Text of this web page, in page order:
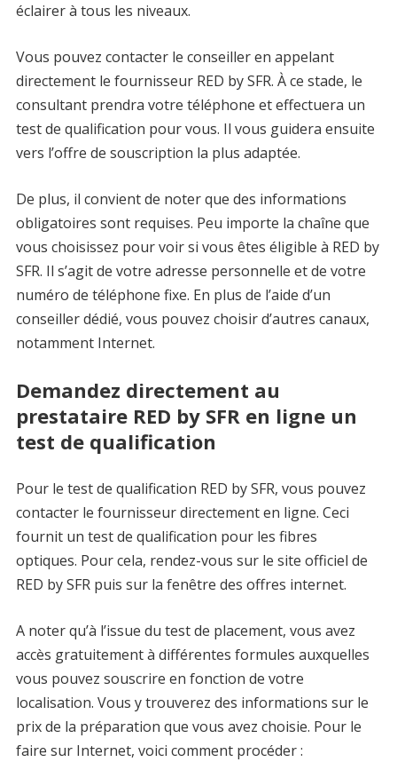
éclairer à tous les niveaux.
Vous pouvez contacter le conseiller en appelant
directement le fournisseur RED by SFR. À ce stade, le
consultant prendra votre téléphone et effectuera un
test de qualification pour vous. Il vous guidera ensuite
vers l’offre de souscription la plus adaptée.
De plus, il convient de noter que des informations
obligatoires sont requises. Peu importe la chaîne que
vous choisissez pour voir si vous êtes éligible à RED by
SFR. Il s’agit de votre adresse personnelle et de votre
numéro de téléphone fixe. En plus de l’aide d’un
conseiller dédié, vous pouvez choisir d’autres canaux,
notamment Internet.
Demandez directement au
prestataire RED by SFR en ligne un
test de qualification
Pour le test de qualification RED by SFR, vous pouvez
contacter le fournisseur directement en ligne. Ceci
fournit un test de qualification pour les fibres
optiques. Pour cela, rendez-vous sur le site officiel de
RED by SFR puis sur la fenêtre des offres internet.
A noter qu’à l’issue du test de placement, vous avez
accès gratuitement à différentes formules auxquelles
vous pouvez souscrire en fonction de votre
localisation. Vous y trouverez des informations sur le
prix de la préparation que vous avez choisie. Pour le
faire sur Internet, voici comment procéder :